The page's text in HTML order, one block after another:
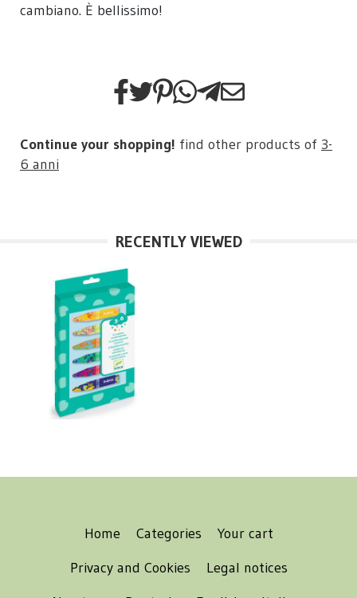
cambiano. È bellissimo!
Continue your shopping! find other products of 3-
6 anni
RECENTLY VIEWED
Home Categories
Your cart
Privacy and Cookies
Legal notices